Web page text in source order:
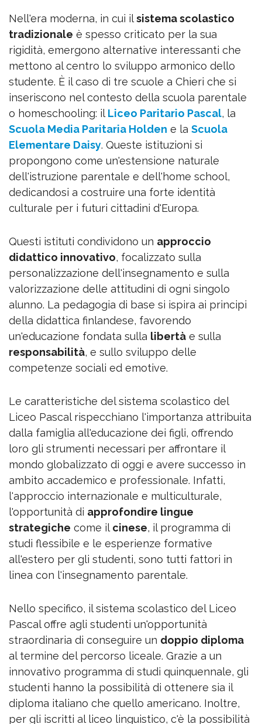
Nell'era moderna, in cui ilsistema scolastico
tradizionale è spesso criticato per la sua
rigidità, emergono alternative interessanti che
mettono al centro lo sviluppo armonico dello
studente. È il caso di tre scuole a Chieri che si
inseriscono nel contesto della scuola parentale
o homeschooling: il Liceo Paritario Pascal, la
Scuola Media Paritaria Holden e la Scuola
Elementare Daisy. Queste istituzioni si
propongono come un'estensione naturale
dell'istruzione parentale e dell'home school,
dedicandosi a costruire una forte identità
culturale per i futuri cittadini d'Europa.
Questi istituti condividono un approccio
didattico innovativo, focalizzato sulla
personalizzazione dell'insegnamento e sulla
valorizzazione delle attitudini di ogni singolo
alunno. La pedagogia di base si ispira ai principi
della didattica finlandese, favorendo
un'educazione fondata sulla libertà e sulla
responsabilità, e sullo sviluppo delle
competenze sociali ed emotive.
Le caratteristiche del sistema scolastico del
Liceo Pascal rispecchiano l'importanza attribuita
dalla famiglia all'educazione dei figli, offrendo
loro gli strumenti necessari per affrontare il
mondo globalizzato di oggi e avere successo in
ambito accademico e professionale. Infatti,
l'approccio internazionale e multiculturale,
l'opportunità di approfondire lingue
strategiche come il cinese, il programma di
studi flessibile e le esperienze formative
all'estero per gli studenti, sono tutti fattori in
linea con l'insegnamento parentale.
Nello specifico, il sistema scolastico del Liceo
Pascal offre agli studenti un'opportunità
straordinaria di conseguire un doppio diploma
al termine del percorso liceale. Grazie a un
innovativo programma di studi quinquennale, gli
studenti hanno la possibilità di ottenere sia il
diploma italiano che quello americano. Inoltre,
per gli iscritti al liceo linguistico, c'è la possibilità